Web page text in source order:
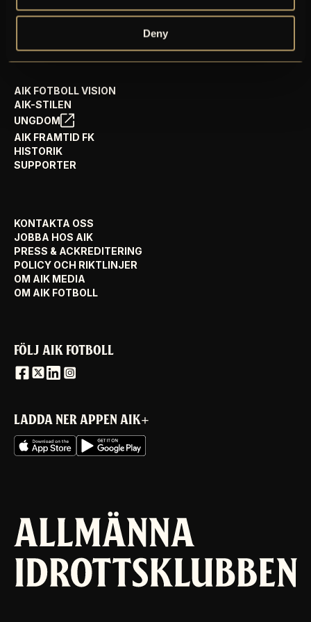
Deny
AIK SHOP
AIK FOTBOLL VISION
AIK-STILEN
UNGDOM
AIK FRAMTID FK
HISTORIK
SUPPORTER
KONTAKTA OSS
JOBBA HOS AIK
PRESS & ACKREDITERING
POLICY OCH RIKTLINJER
OM AIK MEDIA
OM AIK FOTBOLL
FÖLJ AIK FOTBOLL
LADDA NER APPEN AIK+